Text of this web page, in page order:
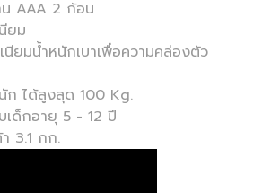
น AAA 2 ก้อน
ยม
นียมน้ำหนักเบาเพื่อความคล่องตัว
ก ได้สูงสุด 100 Kg.
บเด็กอายุ 5 - 12 ปี
3.1 กก.